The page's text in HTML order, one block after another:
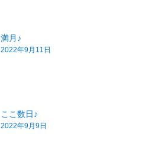
満月♪
2022年9月11日
ここ数日♪
2022年9月9日